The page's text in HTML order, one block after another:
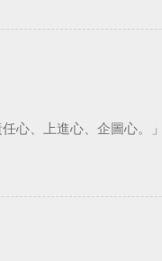
覺得活著是一件沉重的事
任心、上進心、企圖心。